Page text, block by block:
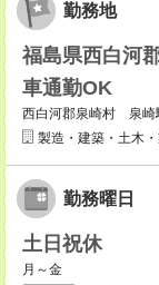
勤務地
福島県西白河
車通勤OK
西白河郡泉崎村 泉崎
製造・建築・土木
勤務曜日
土日祝休
月～金